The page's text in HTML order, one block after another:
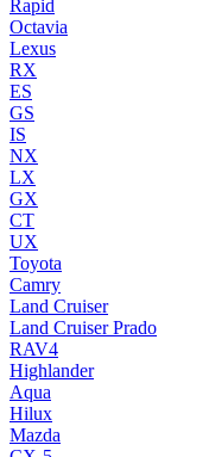
Rapid
Octavia
Lexus
RX
ES
GS
IS
NX
LX
GX
CT
UX
Toyota
Camry
Land Cruiser
Land Cruiser Prado
RAV4
Highlander
Aqua
Hilux
Mazda